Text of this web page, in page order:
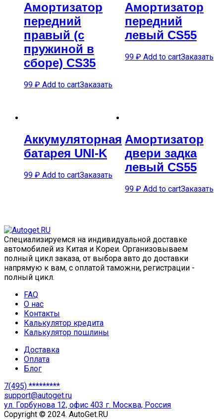
Амортизатор
передний
правый (с
пружиной в
сборе) CS35
99 ₽ Add to cartЗаказать
Амортизатор
передний
левый CS55
99 ₽ Add to cartЗаказать
Аккумуляторная
батарея UNI-K
99 ₽ Add to cartЗаказать
Амортизатор
двери задка
левый CS55
99 ₽ Add to cartЗаказать
Специализируемся на индивидуальной доставке
автомобилей из Китая и Кореи. Организовываем
полный цикл заказа, от выбора авто до доставки
напрямую к вам, с оплатой таможни, регистрации -
полный цикл.
FAQ
О нас
Контакты
Калькулятор кредита
Калькулятор пошлины
Доставка
Оплата
Блог
7(495) *********
support@autoget.ru
ул. Горбунова 12, офис 403 г. Москва, Россия
Copyright © 2024. AutoGet.RU